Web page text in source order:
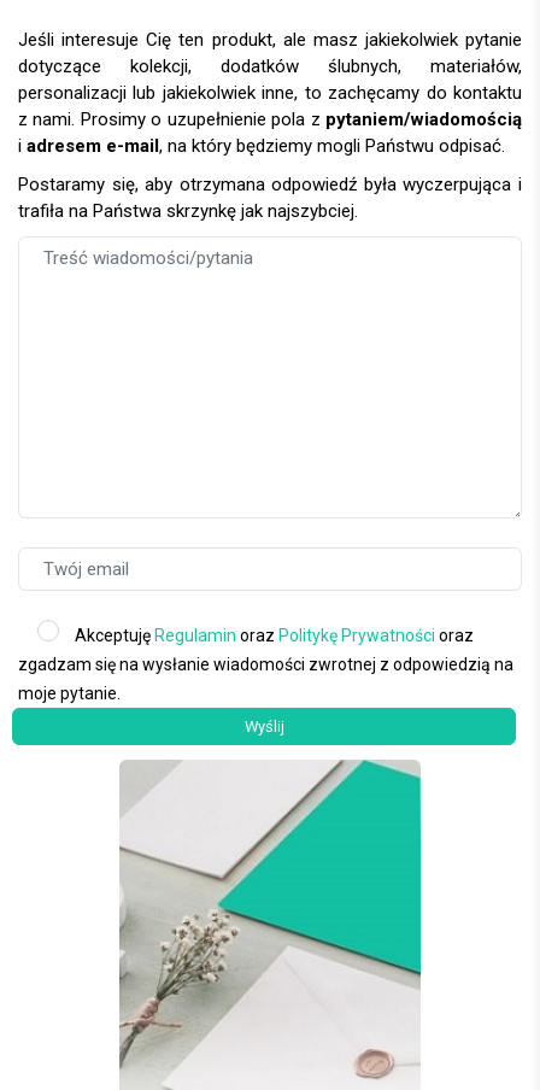
Jeśli interesuje Cię ten produkt, ale masz jakiekolwiek pytanie
dotyczące kolekcji, dodatków ślubnych, materiałów,
personalizacji lub jakiekolwiek inne, to zachęcamy do kontaktu
z nami. Prosimy o uzupełnienie pola z pytaniem/wiadomością
i adresem e-mail, na który będziemy mogli Państwu odpisać.
Postaramy się, aby otrzymana odpowiedź była wyczerpująca i
trafiła na Państwa skrzynkę jak najszybciej.
Akceptuję Regulamin oraz Politykę Prywatności oraz
zgadzam się na wysłanie wiadomości zwrotnej z odpowiedzią na
moje pytanie.